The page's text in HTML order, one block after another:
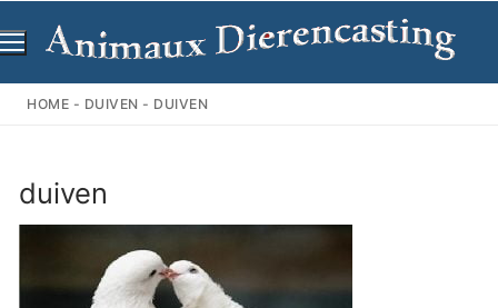
naar
inhoud
HOME - DUIVEN - DUIVEN
duiven